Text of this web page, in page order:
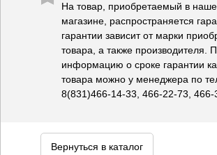
На товар, приобретаемый в
магазине, распространяется
гарантии зависит от марки
товара, а также производителя.
информацию о сроке гарантии
товара можно у менеджера по
8(831)466-14-33, 466-22-73, 466-
Вернуться в каталог